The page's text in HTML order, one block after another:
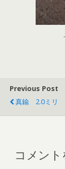
Previous Post
真鍮 2.0ミリ
コメン